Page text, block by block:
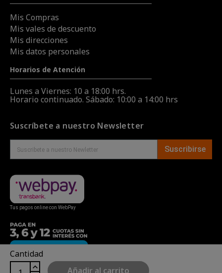
Cantidad
Añadir al carrito
Mis Compras
Mis vales de descuento
Mis direcciones
Mis datos personales
Horarios de Atención
Lunes a Viernes: 10 a 18:00 hrs.
Horario continuado. Sábado: 10:00 a 14:00 hrs
Suscríbete a nuestro Newsletter
Suscribirse
Tus pagos online con WebPay